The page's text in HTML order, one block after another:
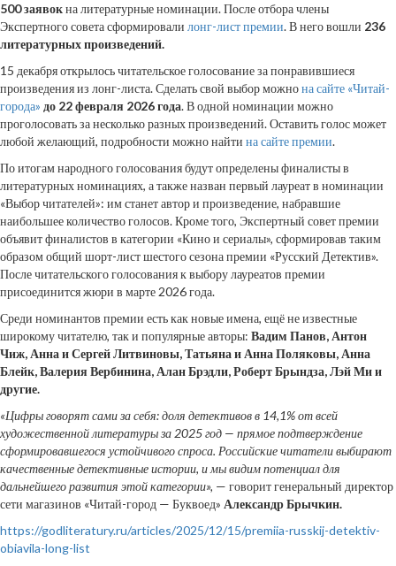
500 заявокна литературные номинации. После отбора члены
Экспертного совета сформировали лонг-лист премии. В него вошли 236
литературных произведений.
15 декабря открылось читательское голосование за понравившиеся
произведения из лонг-листа. Сделать свой выбор можнона сайте «Читай-
города» до 22 февраля 2026 года. В одной номинации можно
проголосовать за несколько разных произведений. Оставить голос может
любой желающий, подробности можно найти на сайте премии.
По итогам народного голосования будут определены финалисты в
литературных номинациях, а также назван первый лауреат в номинации
«Выбор читателей»: им станет автор и произведение, набравшие
наибольшее количество голосов. Кроме того, Экспертный совет премии
объявит финалистов в категории «Кино и сериалы», сформировав таким
образом общий шорт-лист шестого сезона премии «Русский Детектив».
После читательского голосования к выбору лауреатов премии
присоединится жюри в марте 2026 года.
Среди номинантов премии есть как новые имена, ещё не известные
широкому читателю, так и популярные авторы: Вадим Панов, Антон
Чиж, Анна и Сергей Литвиновы, Татьяна и Анна Поляковы, Анна
Блейк, Валерия Вербинина, Алан Брэдли, Роберт Брындза, Лэй Ми и
другие.
«Цифры говорят сами за себя: доля детективов в 14,1% от всей
художественной литературы за 2025 год — прямое подтверждение
сформировавшегося устойчивого спроса. Российские читатели выбирают
качественные детективные истории, и мы видим потенциал для
дальнейшего развития этой категории», — говорит генеральный директор
сети магазинов «Читай-город — Буквоед» Александр Брычкин.
https://godliteratury.ru/articles/2025/12/15/premiia-russkij-detektiv-
obiavila-long-list